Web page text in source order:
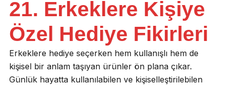
21. Erkeklere Kişiye
Özel Hediye Fikirleri
Erkeklere hediye seçerken hem kullanışlı hem de
kişisel bir anlam taşıyan ürünler ön plana çıkar.
Günlük hayatta kullanılabilen ve kişiselleştirilebilen